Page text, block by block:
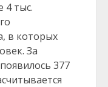
4 тыс.
в которых
За
377